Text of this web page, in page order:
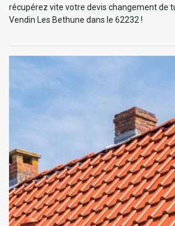
récupérez vite votre devis changement de
Vendin Les Bethune dans le 62232 !